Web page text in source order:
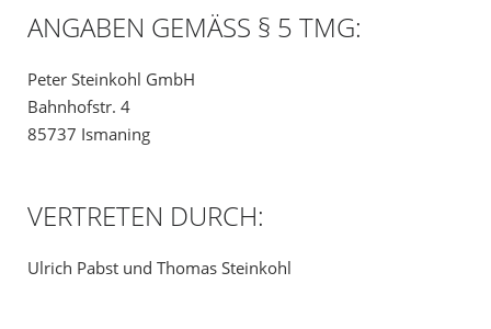
ANGABEN GEMÄSS § 5 TMG:
Peter Steinkohl GmbH
Bahnhofstr. 4
85737 Ismaning
VERTRETEN DURCH:
Ulrich Pabst und Thomas Steinkohl